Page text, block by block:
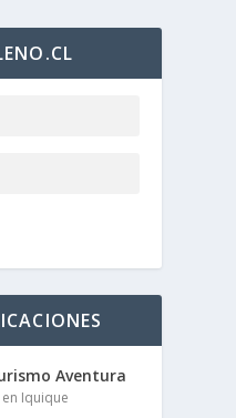
Aventura
Iquique